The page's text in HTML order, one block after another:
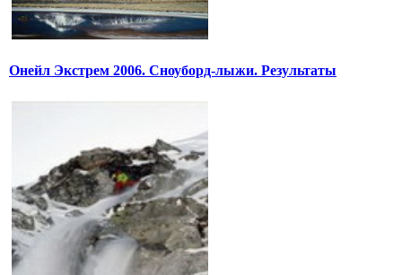
Онейл Экстрем 2006. Сноуборд-лыжи. Результаты